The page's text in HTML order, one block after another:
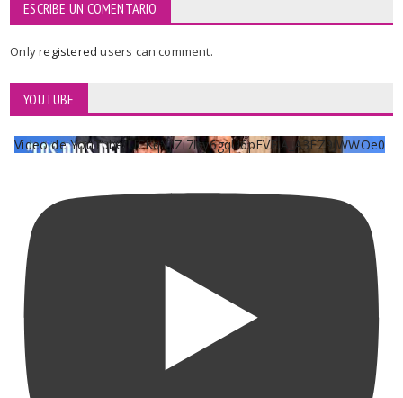
ESCRIBE UN COMENTARIO
Onlyregisteredusers can comment.
YOUTUBE
Vídeo de YouTube UCKqYjiZi7lzy6gqU6pFVFiA_A3EZ9JWWOe0